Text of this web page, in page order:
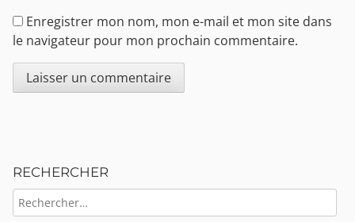
Enregistrer mon nom, mon e-mail et mon site dans
le navigateur pour mon prochain commentaire.
RECHERCHER
RECHERCHER :